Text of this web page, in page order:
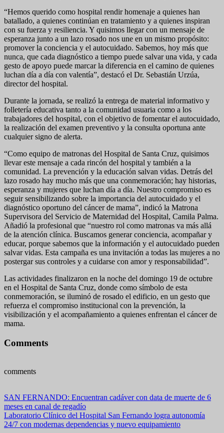
“Hemos querido como hospital rendir homenaje a quienes han
batallado, a quienes continúan en tratamiento y a quienes inspiran
con su fuerza y resiliencia. Y quisimos llegar con un mensaje de
esperanza junto a un lazo rosado nos une en un mismo propósito:
promover la conciencia y el autocuidado. Sabemos, hoy más que
nunca, que cada diagnóstico a tiempo puede salvar una vida, y cada
gesto de apoyo puede marcar la diferencia en el camino de quienes
luchan día a día con valentía”, destacó el Dr. Sebastián Urzúa,
director del hospital.
Durante la jornada, se realizó la entrega de material informativo y
folletería educativa tanto a la comunidad usuaria como a los
trabajadores del hospital, con el objetivo de fomentar el autocuidado,
la realización del examen preventivo y la consulta oportuna ante
cualquier signo de alerta.
“Como equipo de matronas del Hospital de Santa Cruz, quisimos
llevar este mensaje a cada rincón del hospital y también a la
comunidad. La prevención y la educación salvan vidas. Detrás del
lazo rosado hay mucho más que una conmemoración; hay historias,
esperanza y mujeres que luchan día a día. Nuestro compromiso es
seguir sensibilizando sobre la importancia del autocuidado y el
diagnóstico oportuno del cáncer de mama”, indicó la Matrona
Supervisora del Servicio de Maternidad del Hospital, Camila Palma.
Añadió la profesional que “nuestro rol como matronas va más allá
de la atención clínica. Buscamos generar conciencia, acompañar y
educar, porque sabemos que la información y el autocuidado pueden
salvar vidas. Esta campaña es una invitación a todas las mujeres a no
postergar sus controles y a cuidarse con amor y responsabilidad”.
Las actividades finalizaron en la noche del domingo 19 de octubre
en el Hospital de Santa Cruz, donde como símbolo de esta
conmemoración, se iluminó de rosado el edificio, en un gesto que
refuerza el compromiso institucional con la prevención, la
visibilización y el acompañamiento a quienes enfrentan el cáncer de
mama.
Comments
comments
Navegación
de
entradas
SAN FERNANDO: Encuentran cadáver con data de muerte de 6
meses en canal de regadío
Laboratorio Clínico del Hospital San Fernando logra autonomía
24/7 con modernas dependencias y nuevo equipamiento